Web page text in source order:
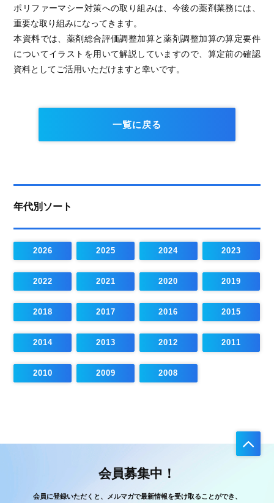
ポリファーマシー対策への取り組みは、今後の薬剤業務には、
重要な取り組みになってきます。
本資料では、薬剤総合評価調整加算と薬剤調整加算の算定要件
についてイラストを用いて解説していますので、算定前の確認
資料としてご活用いただけますと幸いです。
一覧に戻る
年代別ソート
2026 2025 2024 2023
2022 2021 2020 2019
2018 2017 2016 2015
2014 2013 2012 2011
2010 2009 2008
会員募集中！
会員に登録いただくと、メルマガで最新情報を受け取ることができ、